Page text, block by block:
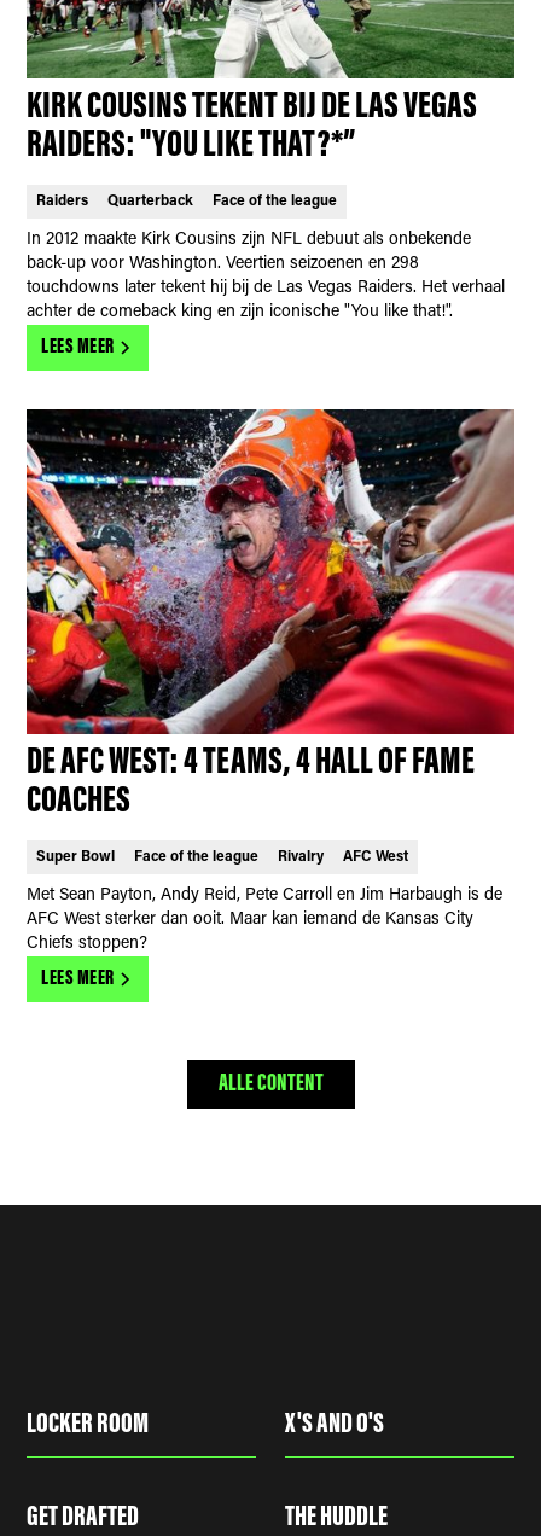
KIRK COUSINS TEKENT BIJ DE LAS VEGAS
RAIDERS: "YOU LIKE THAT?*”
Raiders Quarterback Face of the league
In 2012 maakte Kirk Cousins zijn NFL debuut als onbekende
back-up voor Washington. Veertien seizoenen en 298
touchdowns later tekent hij bij de Las Vegas Raiders. Het verhaal
achter de comeback king en zijn iconische "You like that!".
LEES MEER
DE AFC WEST: 4 TEAMS, 4 HALL OF FAME
COACHES
Super Bowl Face of the league Rivalry AFC West
Met Sean Payton, Andy Reid, Pete Carroll en Jim Harbaugh is de
AFC West sterker dan ooit. Maar kan iemand de Kansas City
Chiefs stoppen?
LEES MEER
ALLE CONTENT
LOCKER ROOM X'S AND O'S
GET DRAFTED THE HUDDLE